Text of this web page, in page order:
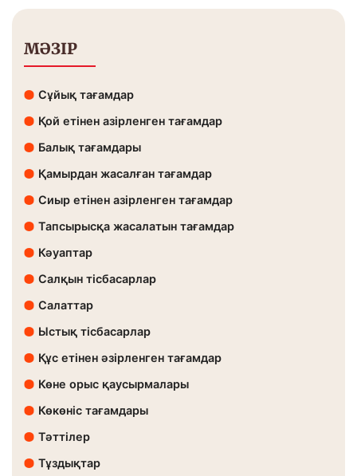
МӘЗІР
Сұйық тағамдар
Қой етінен азірленген тағамдар
Балық тағамдары
Қамырдан жасалған тағамдар
Сиыр етінен азірленген тағамдар
Тапсырысқа жасалатын тағамдар
Кәуаптар
Салқын тісбасарлар
Салаттар
Ыстық тісбасарлар
Құс етінен әзірленген тағамдар
Көне орыс қаусырмалары
Көкөніс тағамдары
Тәттілер
Тұздықтар